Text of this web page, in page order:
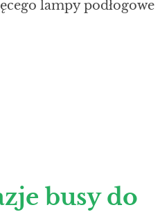
lampy podłogowe
busy do